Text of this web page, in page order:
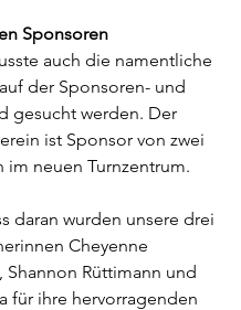
Sponsoren
auch die namentliche
der Sponsoren- und
gesucht werden. Der
ist Sponsor von zwei
im neuen Turnzentrum.
daran wurden unsere drei
Cheyenne
Shannon Rüttimann und
für ihre hervorragenden